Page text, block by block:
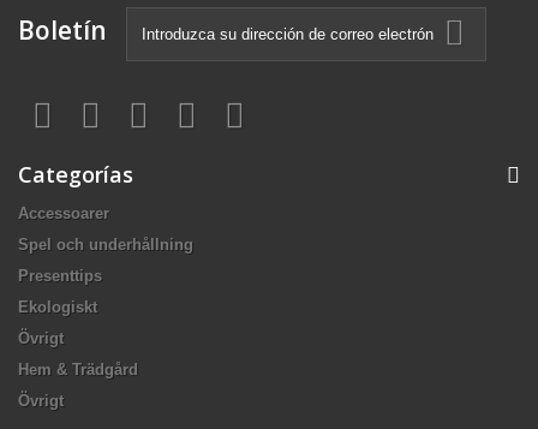
Boletín
Categorías
Accessoarer
Spel och underhållning
Presenttips
Ekologiskt
Övrigt
Hem & Trädgård
Övrigt